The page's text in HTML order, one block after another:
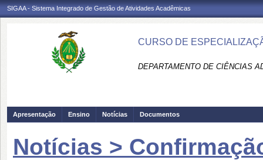
SIGAA - Sistema Integrado de Gestão de Atividades Acadêmicas
CURSO DE
DEPARTAMENTO DE CIÊNCIAS
Apresentação Ensino Notícias Documentos
Notícias >